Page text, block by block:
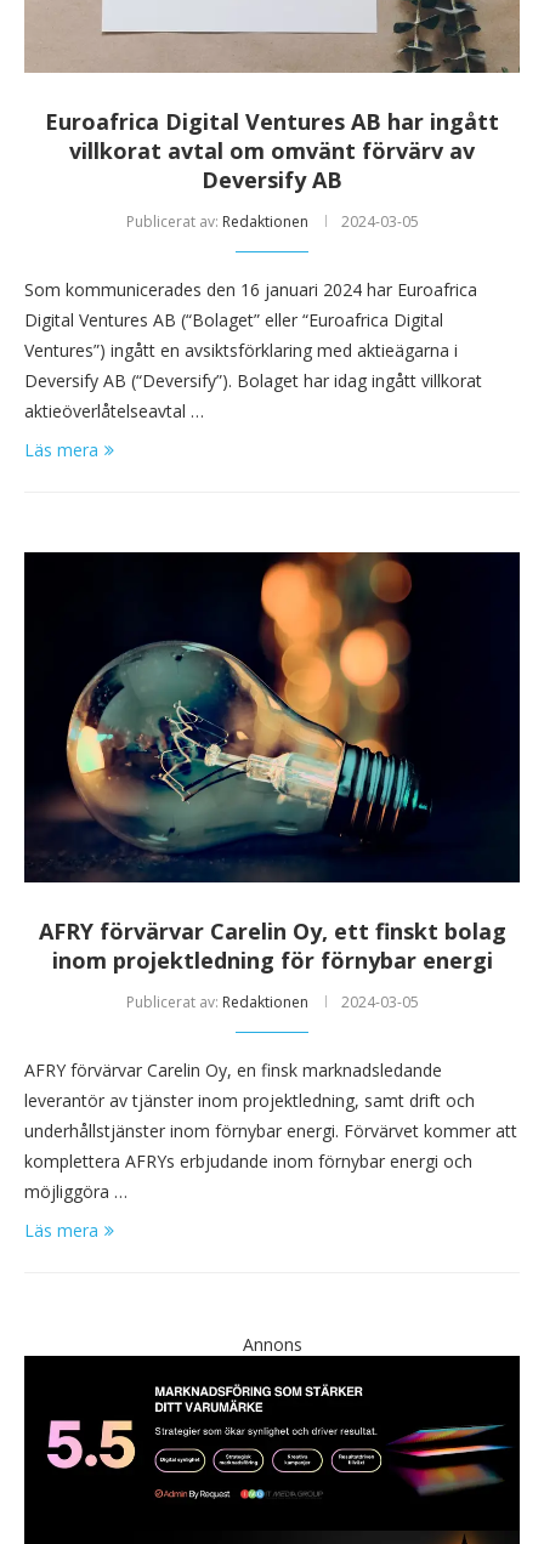
Euroafrica Digital Ventures AB har ingått
villkorat avtal om omvänt förvärv av
Deversify AB
Publicerat av: Redaktionen 2024-03-05
Som kommunicerades den 16 januari 2024 har Euroafrica
Digital Ventures AB (“Bolaget” eller “Euroafrica Digital
Ventures”) ingått en avsiktsförklaring med aktieägarna i
Deversify AB (“Deversify”). Bolaget har idag ingått villkorat
aktieöverlåtelseavtal …
Läs mera
AFRY förvärvar Carelin Oy, ett finskt bolag
inom projektledning för förnybar energi
Publicerat av: Redaktionen 2024-03-05
AFRY förvärvar Carelin Oy, en finsk marknadsledande
leverantör av tjänster inom projektledning, samt drift och
underhållstjänster inom förnybar energi. Förvärvet kommer att
komplettera AFRYs erbjudande inom förnybar energi och
möjliggöra …
Läs mera
Annons